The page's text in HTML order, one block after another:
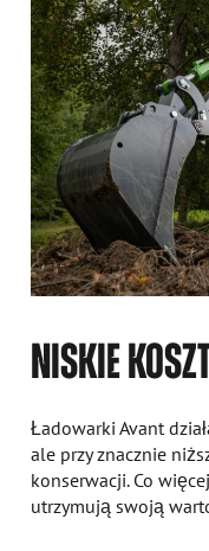
NISKIE
Ładowarki Avant
ale przy znacznie
konserwacji. Co
utrzymują swoją